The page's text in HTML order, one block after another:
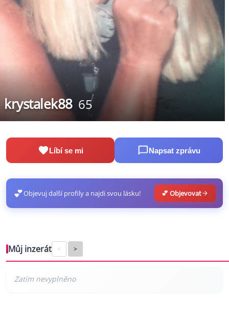
krystalek88 65
Líbí se mi Napsat zprávu
💕Objevuj další profily a najdi svou lásku! 💕 Objevovat
Můj inzerát < >